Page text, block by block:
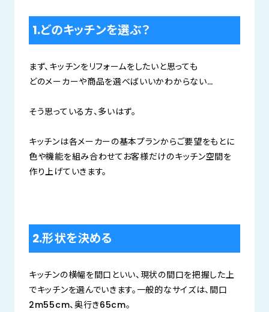
1.どのキッチンを選ぶ？
まず、キッチンをリフォームをしたいと思っても
どのメーカーや商品を選べばいいかわからない…
そう思っている方、多いはず。
キッチンは各メーカーの基本プランからご要望をもとに
色や機能を組み合わせてお客様だけのキッチン空間を
作り上げていきます。
2.形状を決める
キッチンの横幅を間口といい、現状の間口を把握した上
でキッチンを選んでいきます。一般的なサイズは、間口
2m55cm、奥行き65cm。